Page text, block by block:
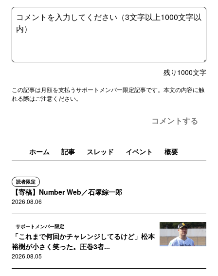
残り 1000文字
この記事は月額を支払うサポートメンバー限定記事です。本文の内容に触
れる際はご注意ください。
コメントする
ホーム 記事 スレッド イベント 概要
読者限定
【寄稿】Number Web／石塚綜一郎
2026.08.06
サポートメンバー限定
「これまで何回かチャレンジしてるけど」松本
裕樹が小さく笑った。圧巻3者...
2026.08.05